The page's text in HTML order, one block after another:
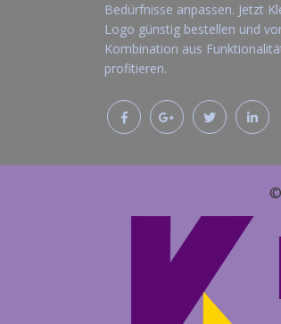
Bedürfnisse anpassen. Jetzt
Logo günstig bestellen und
Kombination aus
profitieren.